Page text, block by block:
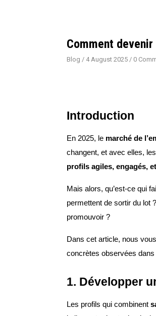
Comment
Blog / 4 August 2025 / 0
Introduction
En 2025, le marché de
changent, et avec elles,
profils agiles, engagés,
Mais alors, qu’est-ce qui
permettent de sortir du lot
promouvoir ?
Dans cet article, nous
concrètes observées
1. Développer
Les profils qui combinent